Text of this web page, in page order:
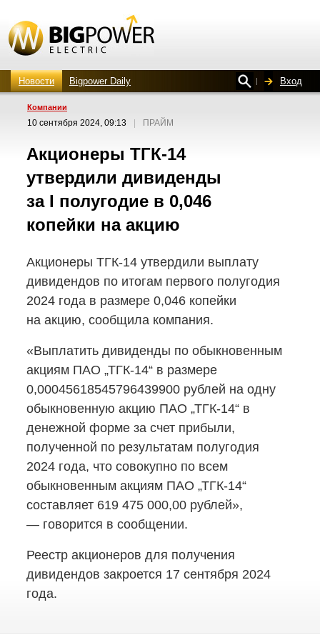
Новости Bigpower Daily Вход
Компании
10 сентября 2024, 09:13 ПРАЙМ
Акционеры ТГК-14
утвердили дивиденды
за I полугодие в 0,046
копейки на акцию
Акционеры ТГК-14 утвердили выплату
дивидендов по итогам первого полугодия
2024 года в размере 0,046 копейки
на акцию, сообщила компания.
«Выплатить дивиденды по обыкновенным
акциям ПАО „ТГК-14“ в размере
0,00045618545796439900 рублей на одну
обыкновенную акцию ПАО „ТГК-14“ в
денежной форме за счет прибыли,
полученной по результатам полугодия
2024 года, что совокупно по всем
обыкновенным акциям ПАО „ТГК-14“
составляет 619 475 000,00 рублей»,
— говорится в сообщении.
Реестр акционеров для получения
дивидендов закроется 17 сентября 2024
года.